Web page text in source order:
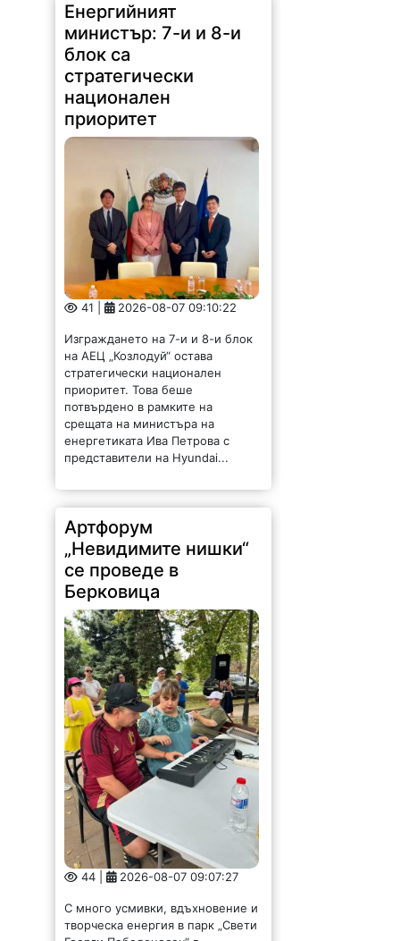
Енергийният
министър: 7-и и 8-и
блок са
стратегически
национален
приоритет
41 | 2026-08-07 09:10:22
Изграждането на 7-и и 8-и блок
на АЕЦ „Козлодуй“ остава
стратегически национален
приоритет. Това беше
потвърдено в рамките на
срещата на министъра на
енергетиката Ива Петрова с
представители на Hyundai...
Артфорум
„Невидимите нишки“
се проведе в
Берковица
44 | 2026-08-07 09:07:27
С много усмивки, вдъхновение и
творческа енергия в парк „Свети